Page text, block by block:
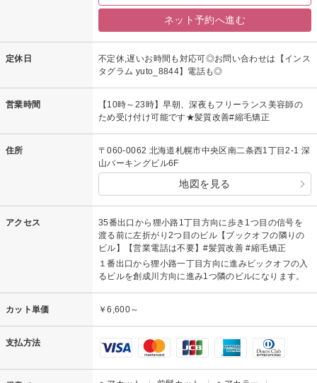
ネット予約へ進む
定休日
不定休,遅いお時間も対応可◎お問い合わせは【インス
タグラム yuto_8844】電話も◎
営業時間
【10時～23時】早朝、深夜もフリーランス美容師の
ため受け付け可能です★髪質改善#縮毛矯正
住所
〒060-0062 北海道札幌市中央区南二条西1丁目2-1 深
山パーキングビル6F
地図を見る
アクセス
35番出口から狸小路1丁目方向に歩き1つ目の信号を
渡る前に左折がり2つ目のビル【ブックオフの隣りの
ビル】【営業電話は不要】#髪質改善 #縮毛矯正
１番出口から狸小路一丁目方向に進みビックオフの入
るビルを創成川方向に進み1つ隣のビルになります。
カット単価 ￥6,600～
支払方法